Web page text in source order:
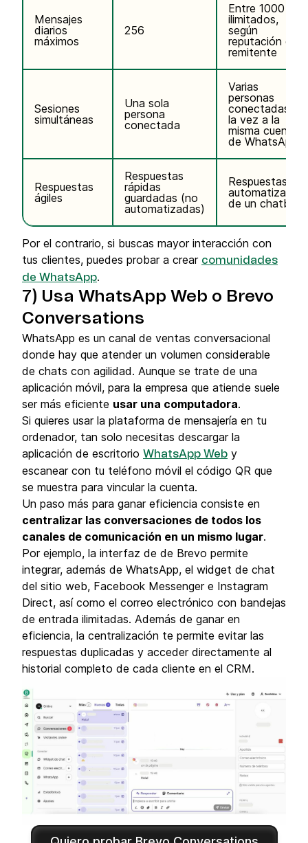
Mensajes
diarios
máximos
256
Entre 1000 e
ilimitados,
según
reputación de
remitente
Sesiones
simultáneas
Una sola
persona
conectada
Varias
personas
conectadas a
la vez a la
misma cuenta
de WhatsApp
Respuestas
ágiles
Respuestas
rápidas
guardadas (no
automatizadas)
Respuestas
automatizadas
de un chatbot
Por el contrario, si buscas mayor interacción con
tus clientes, puedes probar a crear comunidades
de WhatsApp.
7) Usa WhatsApp Web o Brevo
Conversations
WhatsApp es un canal de ventas conversacional
donde hay que atender un volumen considerable
de chats con agilidad. Aunque se trate de una
aplicación móvil, para la empresa que atiende suele
ser más eficiente usar una computadora.
Si quieres usar la plataforma de mensajería en tu
ordenador, tan solo necesitas descargar la
aplicación de escritorio WhatsApp Web y
escanear con tu teléfono móvil el código QR que
se muestra para vincular la cuenta.
Un paso más para ganar eficiencia consiste en
centralizar las conversaciones de todos los
canales de comunicación en un mismo lugar.
Por ejemplo, la interfaz de de Brevo permite
integrar, además de WhatsApp, el widget de chat
del sitio web, Facebook Messenger e Instagram
Direct, así como el correo electrónico con bandejas
de entrada ilimitadas. Además de ganar en
eficiencia, la centralización te permite evitar las
respuestas duplicadas y acceder directamente al
historial completo de cada cliente en el CRM.